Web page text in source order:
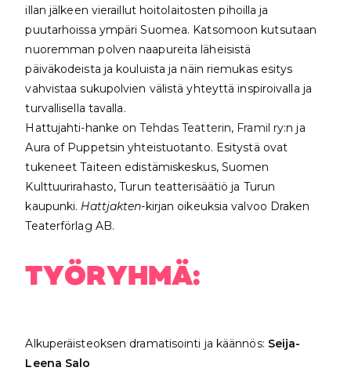
illan jälkeen vieraillut hoitolaitosten pihoilla ja
puutarhoissa ympäri Suomea. Katsomoon kutsutaan
nuoremman polven naapureita läheisistä
päiväkodeista ja kouluista ja näin riemukas esitys
vahvistaa sukupolvien välistä yhteyttä inspiroivalla ja
turvallisella tavalla.
Hattujahti-hanke onTehdas Teatterin, Framil ry:n ja
Aura of Puppetsin yhteistuotanto. Esitystä ovat
tukeneet Taiteen edistämiskeskus, Suomen
Kulttuurirahasto, Turun teatterisäätiö ja Turun
kaupunki. Hattjakten-kirjan oikeuksia valvoo Draken
Teaterförlag AB.
TYÖRYHMÄ:
Alkuperäisteoksen dramatisointi ja käännös: Seija-
Leena Salo